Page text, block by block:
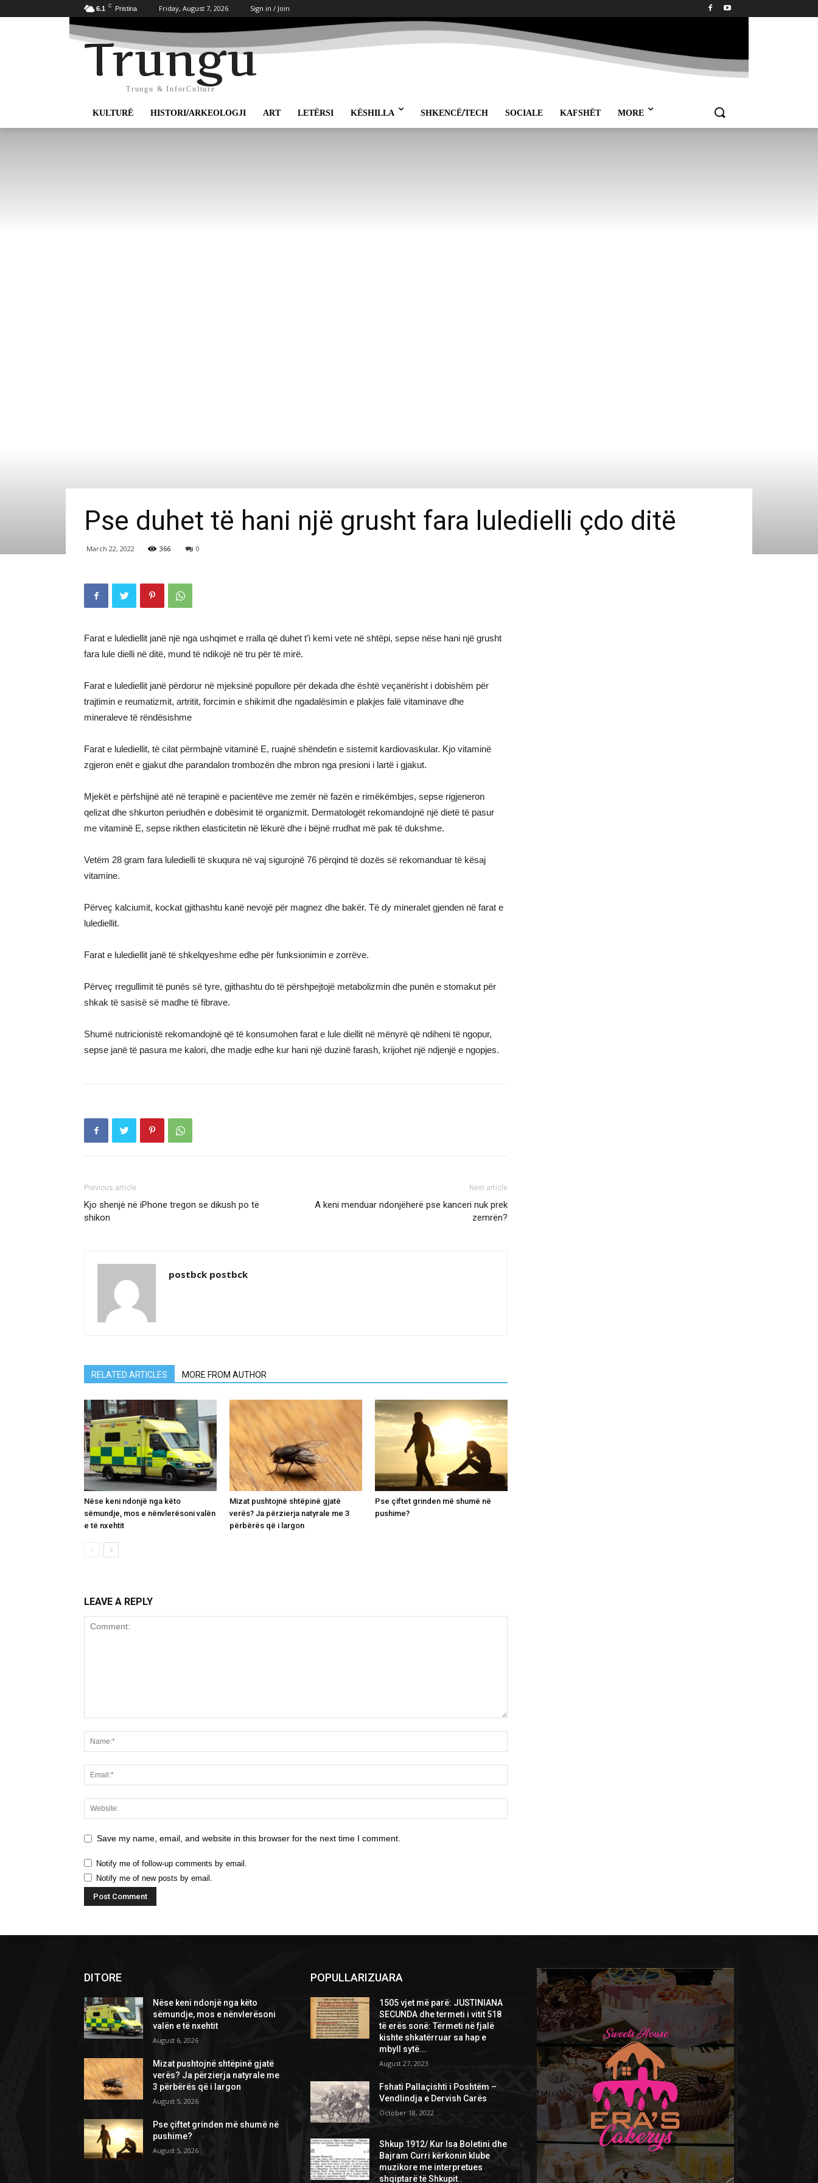
6.1 C Pristina Friday, August 7, 2026 Sign in / Join
Trungu
Trungu & InforCulture
KULTURË HISTORI/ARKEOLOGJI ART LETËRSI KËSHILLA SHKENCË/TECH SOCIALE KAFSHËT MORE
Pse duhet të hani një grusht fara luledielli çdo ditë
March 22, 2022 366 0
Farat e lulediellit janë një nga ushqimet e rralla që duhet t’i kemi vete në shtëpi, sepse nëse hani një grusht
fara lule dielli në ditë, mund të ndikojë në tru për të mirë.
Farat e lulediellit janë përdorur në mjeksinë popullore për dekada dhe është veçanërisht i dobishëm për
trajtimin e reumatizmit, artritit, forcimin e shikimit dhe ngadalësimin e plakjes falë vitaminave dhe
mineraleve të rëndësishme
Farat e lulediellit, të cilat përmbajnë vitaminë E, ruajnë shëndetin e sistemit kardiovaskular. Kjo vitaminë
zgjeron enët e gjakut dhe parandalon trombozën dhe mbron nga presioni i lartë i gjakut.
Mjekët e përfshijnë atë në terapinë e pacientëve me zemër në fazën e rimëkëmbjes, sepse rigjeneron
qelizat dhe shkurton periudhën e dobësimit të organizmit. Dermatologët rekomandojnë një dietë të pasur
me vitaminë E, sepse rikthen elasticitetin në lëkurë dhe i bëjnë rrudhat më pak të dukshme.
Vetëm 28 gram fara luledielli të skuqura në vaj sigurojnë 76 përqind të dozës së rekomanduar të kësaj
vitamine.
Përveç kalciumit, kockat gjithashtu kanë nevojë për magnez dhe bakër. Të dy mineralet gjenden në farat e
lulediellit.
Farat e lulediellit janë të shkelqyeshme edhe për funksionimin e zorrëve.
Përveç rregullimit të punës së tyre, gjithashtu do të përshpejtojë metabolizmin dhe punën e stomakut për
shkak të sasisë së madhe të fibrave.
Shumë nutricionistë rekomandojnë që të konsumohen farat e lule diellit në mënyrë që ndiheni të ngopur,
sepse janë të pasura me kalori, dhe madje edhe kur hani një duzinë farash, krijohet një ndjenjë e ngopjes.
Previous article
Kjo shenjë në iPhone tregon se dikush po të
shikon
Next article
A keni menduar ndonjëherë pse kanceri nuk prek
zemrën?
postbck postbck
RELATED ARTICLES MORE FROM AUTHOR
Nëse keni ndonjë nga këto
sëmundje, mos e nënvlerësoni valën
e të nxehtit
Mizat pushtojnë shtëpinë gjatë
verës? Ja përzierja natyrale me 3
përbërës që i largon
Pse çiftet grinden më shumë në
pushime?
LEAVE A REPLY
Save my name, email, and website in this browser for the next time I comment.
Notify me of follow-up comments by email.
Notify me of new posts by email.
DITORE
Nëse keni ndonjë nga këto
sëmundje, mos e nënvlerësoni
valën e të nxehtit
August 6, 2026
Mizat pushtojnë shtëpinë gjatë
verës? Ja përzierja natyrale me
3 përbërës që i largon
August 5, 2026
Pse çiftet grinden më shumë në
pushime?
August 5, 2026
POPULLARIZUARA
1505 vjet më parë: JUSTINIANA
SECUNDA dhe termeti i vitit 518
të erës sonë: Tërmeti në fjalë
kishte shkatërruar sa hap e
mbyll sytë...
August 27, 2023
Fshati Pallaçishti i Poshtëm –
Vendlindja e Dervish Carës
October 18, 2022
Shkup 1912/ Kur Isa Boletini dhe
Bajram Curri kërkonin klube
muzikore me interpretues
shqiptarë të Shkupit..